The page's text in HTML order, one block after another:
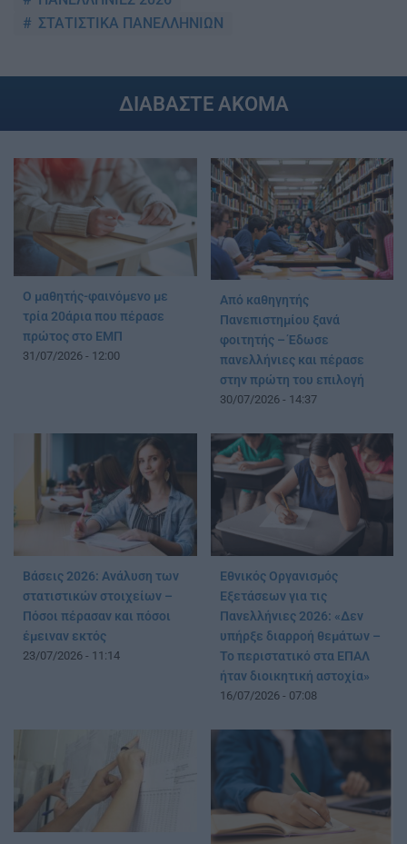
ΣΤΑΤΙΣΤΙΚΑ ΠΑΝΕΛΛΗΝΙΩΝ
ΔΙΑΒΑΣΤΕ ΑΚΟΜΑ
Ο μαθητής-φαινόμενο με
τρία 20άρια που πέρασε
πρώτος στο ΕΜΠ
31/07/2026 - 12:00
Από καθηγητής
Πανεπιστημίου ξανά
φοιτητής – Έδωσε
πανελλήνιες και πέρασε
στην πρώτη του επιλογή
30/07/2026 - 14:37
Βάσεις 2026: Ανάλυση των
στατιστικών στοιχείων –
Πόσοι πέρασαν και πόσοι
έμειναν εκτός
23/07/2026 - 11:14
Εθνικός Οργανισμός
Εξετάσεων για τις
Πανελλήνιες 2026: «Δεν
υπήρξε διαρροή θεμάτων –
Το περιστατικό στα ΕΠΑΛ
ήταν διοικητική αστοχία»
16/07/2026 - 07:08